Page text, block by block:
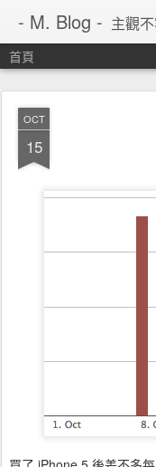
- M. Blog - 主觀
首頁
OCT
15